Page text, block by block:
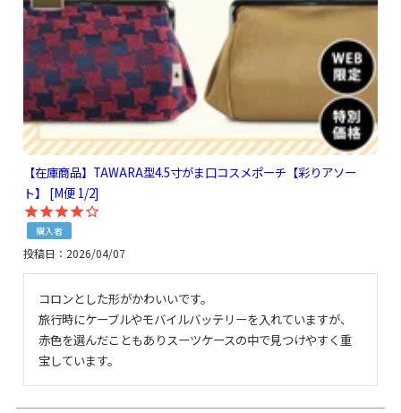
【在庫商品】TAWARA型4.5寸がま口コスメポーチ【彩りアソー
ト】 [M便 1/2]
購入者
投稿日 2026/04/07
コロンとした形がかわいいです。
旅行時にケーブルやモバイルバッテリーを入れていますが、
赤色を選んだこともありスーツケースの中で見つけやすく重
宝しています。